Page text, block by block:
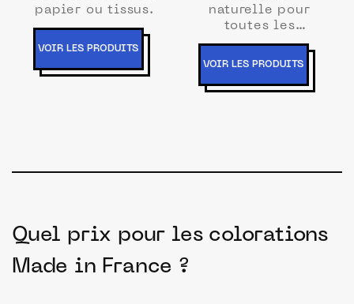
papier ou tissus.
VOIR LES PRODUITS
naturelle pour
toutes les
problématiques
de cheveu
VOIR LES PRODUITS
Quel prix pour les colorations
Made in France ?